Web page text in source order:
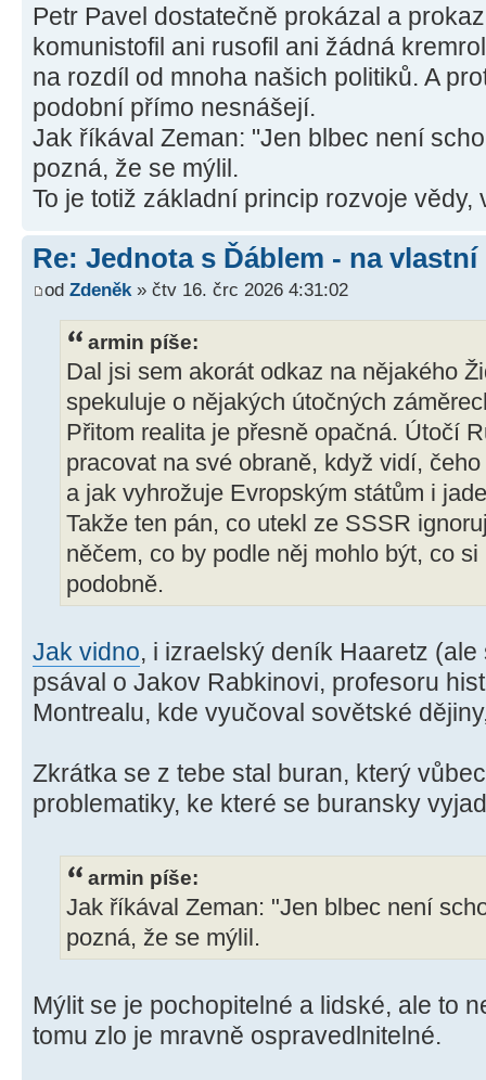
Petr Pavel dostatečně prokázal a
komunistofil ani rusofil ani žádná
na rozdíl od mnoha našich politiků. A
podobní přímo nesnášejí.
Jak říkával Zeman: "Jen blbec není
pozná, že se mýlil.
To je totiž základní princip rozvoje vědy,
Re: Jednota s Ďáblem - na
od Zdeněk» čtv 16. črc 2026 4:31:02
armin píše:
Dal jsi sem akorát odkaz na nějakého
spekuluje o nějakých útočných
Přitom realita je přesně opačná. Útočí
pracovat na své obraně, když vidí,
a jak vyhrožuje Evropským státům i
Takže ten pán, co utekl ze SSSR
něčem, co by podle něj mohlo být, co
podobně.
Jak vidno, i izraelský deník Haaretz
psával o Jakov Rabkinovi, profesoru
Montrealu, kde vyučoval sovětské
Zkrátka se z tebe stal buran, který
problematiky, ke které se buransky
armin píše:
Jak říkával Zeman: "Jen blbec není
pozná, že se mýlil.
Mýlit se je pochopitelné a lidské, ale to
tomu zlo je mravně ospravedlnitelné.